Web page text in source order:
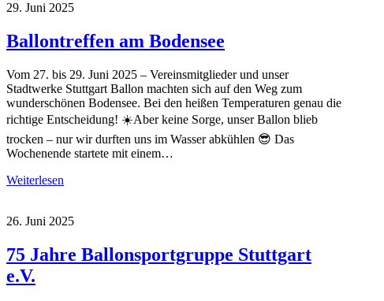
29. Juni 2025
Ballontreffen am Bodensee
Vom 27. bis 29. Juni 2025 – Vereinsmitglieder und unser
Stadtwerke Stuttgart Ballon machten sich auf den Weg zum
wunderschönen Bodensee. Bei den heißen Temperaturen genau die
richtige Entscheidung! ☀️Aber keine Sorge, unser Ballon blieb
trocken – nur wir durften uns im Wasser abkühlen 😎 Das
Wochenende startete mit einem…
Weiterlesen
26. Juni 2025
75 Jahre Ballonsportgruppe Stuttgart
e.V.